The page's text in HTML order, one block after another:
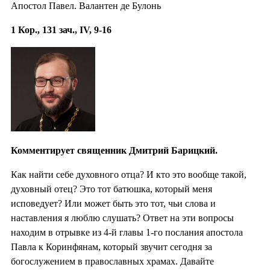
Апостол Павел. Валантен де Булонь
1 Кор., 131 зач., IV, 9-16
Комментирует священник Дмитрий Барицкий.
Как найти себе духовного отца? И кто это вообще такой,
духовный отец? Это тот батюшка, который меня
исповедует? Или может быть это тот, чьи слова и
наставления я люблю слушать? Ответ на эти вопросы
находим в отрывке из 4-й главы 1-го послания апостола
Павла к Коринфянам, который звучит сегодня за
богослужением в православных храмах. Давайте